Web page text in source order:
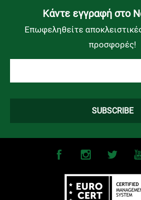
Kάντε εγγραφή στο
Επωφεληθείτε
προσφορές!